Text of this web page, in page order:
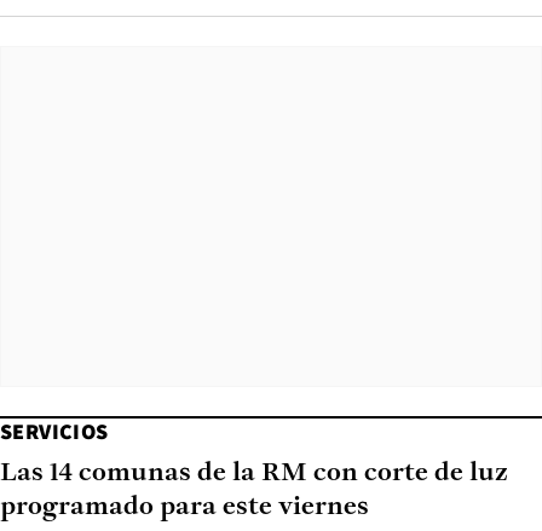
SERVICIOS
Las 14 comunas de la RM con corte de luz
programado para este viernes